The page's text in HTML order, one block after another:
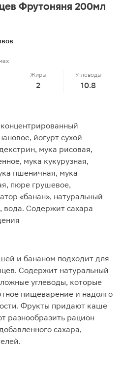
Фрутоняня 200мл
Жиры
2
Углеводы
10.8
йогурт сухой
мука рисовая,
мука кукурузная,
пшеничная, мука
пюре грушевое,
«банан», натуральный
вода. Содержит сахара
и бананом подходит для
Содержит натуральный
углеводы, которые
пищеварение и надолго
Фрукты придают каше
разнообразить рацион
сахара,